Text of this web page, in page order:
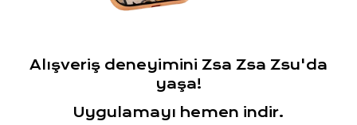
Alışveriş deneyimini Zsa Zsa Zsu'da
yaşa!
Uygulamayı hemen indir.